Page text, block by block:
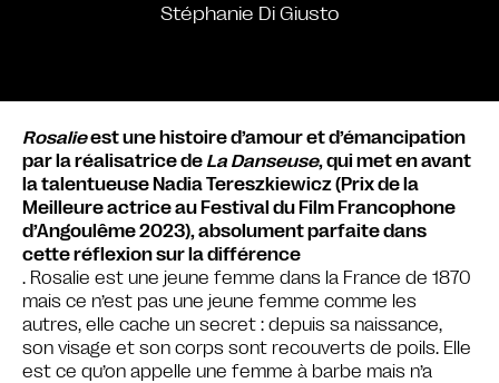
Stéphanie Di Giusto
Rosalieest une histoire d’amour et d’émancipation
par la réalisatrice de La Danseuse, qui met en avant
la talentueuse Nadia Tereszkiewicz (Prix de la
Meilleure actrice au Festival du Film Francophone
d’Angoulême 2023), absolument parfaite dans
cette réflexion sur la différence
. Rosalie est une jeune femme dans la France de 1870
mais ce n’est pas une jeune femme comme les
autres, elle cache un secret : depuis sa naissance,
son visage et son corps sont recouverts de poils. Elle
est ce qu’on appelle une femme à barbe mais n’a